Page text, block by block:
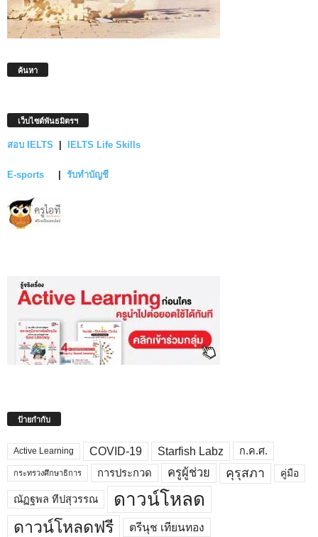
ค้นหา
เว็บไซต์พันธมิตรฯ
สอบ IELTS | IELTS Life Skills
E-sports | รับทำบัญชี
ป้ายกำกับ
Active Learning COVID-19 Starfish Labz ก.ค.ศ.
กระทรวงศึกษาธิการ การประกวด ครูผู้ช่วย คุรุสภา คู่มือ
ณัฏฐพล ทีปสุวรรณ ดาวน์โหลด
ดาวน์โหลดฟรี ตรีนุช เทียนทอง